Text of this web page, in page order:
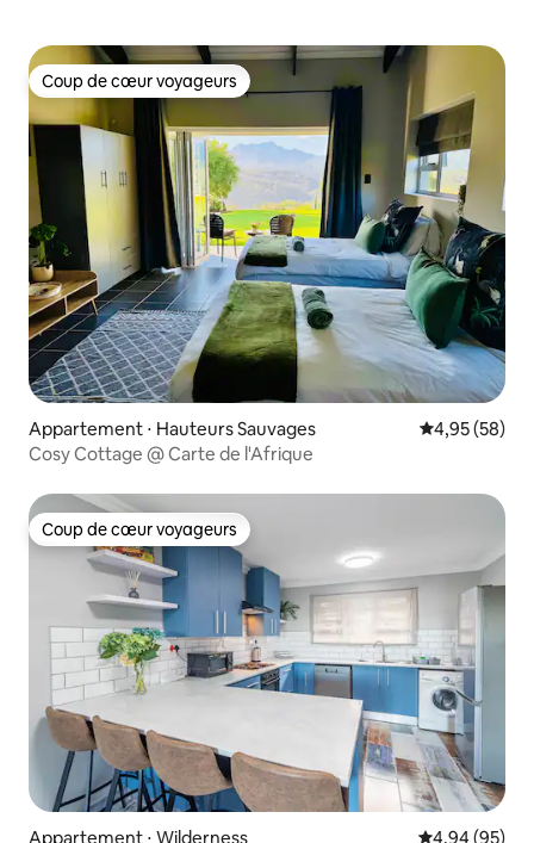
Coup de cœur voyageurs
Coup de cœur voyageurs
Appartement ⋅ Hauteurs Sauvages Évaluation
4,95 (58)
Cosy Cottage @ Carte de l'Afrique
Coup de cœur voyageurs
Coup de cœur voyageurs
Appartement ⋅ Wilderness Évaluation
4,94 (95)